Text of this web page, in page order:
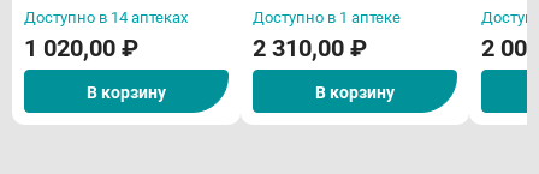
Доступно в 14 аптеках
1 020,00 ₽
В корзину
Доступно в 1 аптеке
2 310,00 ₽
В корзину
2